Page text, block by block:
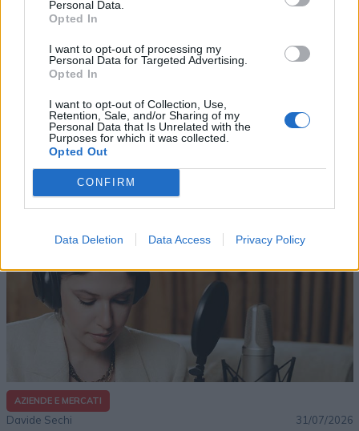
Personal Data.
Opted In
I want to opt-out of processing my
Personal Data for Targeted Advertising.
Opted In
I want to opt-out of Collection, Use,
Retention, Sale, and/or Sharing of my
Personal Data that Is Unrelated with the
Purposes for which it was collected.
Opted Out
CONFIRM
Data Deletion Data Access Privacy Policy
Altri articoli che potrebbero piacerti
AZIENDE E MERCATI
Davide Sechi 31/07/2026